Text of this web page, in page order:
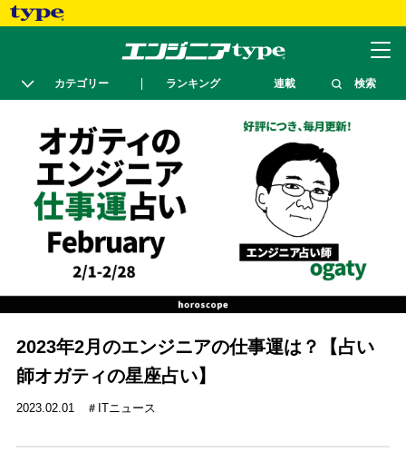
カテゴリー ランキング 連載 検索
2023年2月のエンジニアの仕事運は？【占い
師オガティの星座占い】
2023.02.01 ITニュース